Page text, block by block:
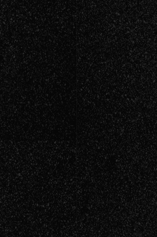
Sala